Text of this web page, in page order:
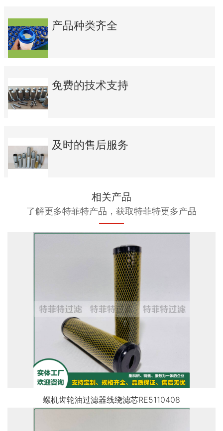
产品种类齐全
免费的技术支持
及时的售后服务
相关产品
了解更多特菲特产品，获取特菲特更多产品
螺机齿轮油过滤器线绕滤芯RE5110408